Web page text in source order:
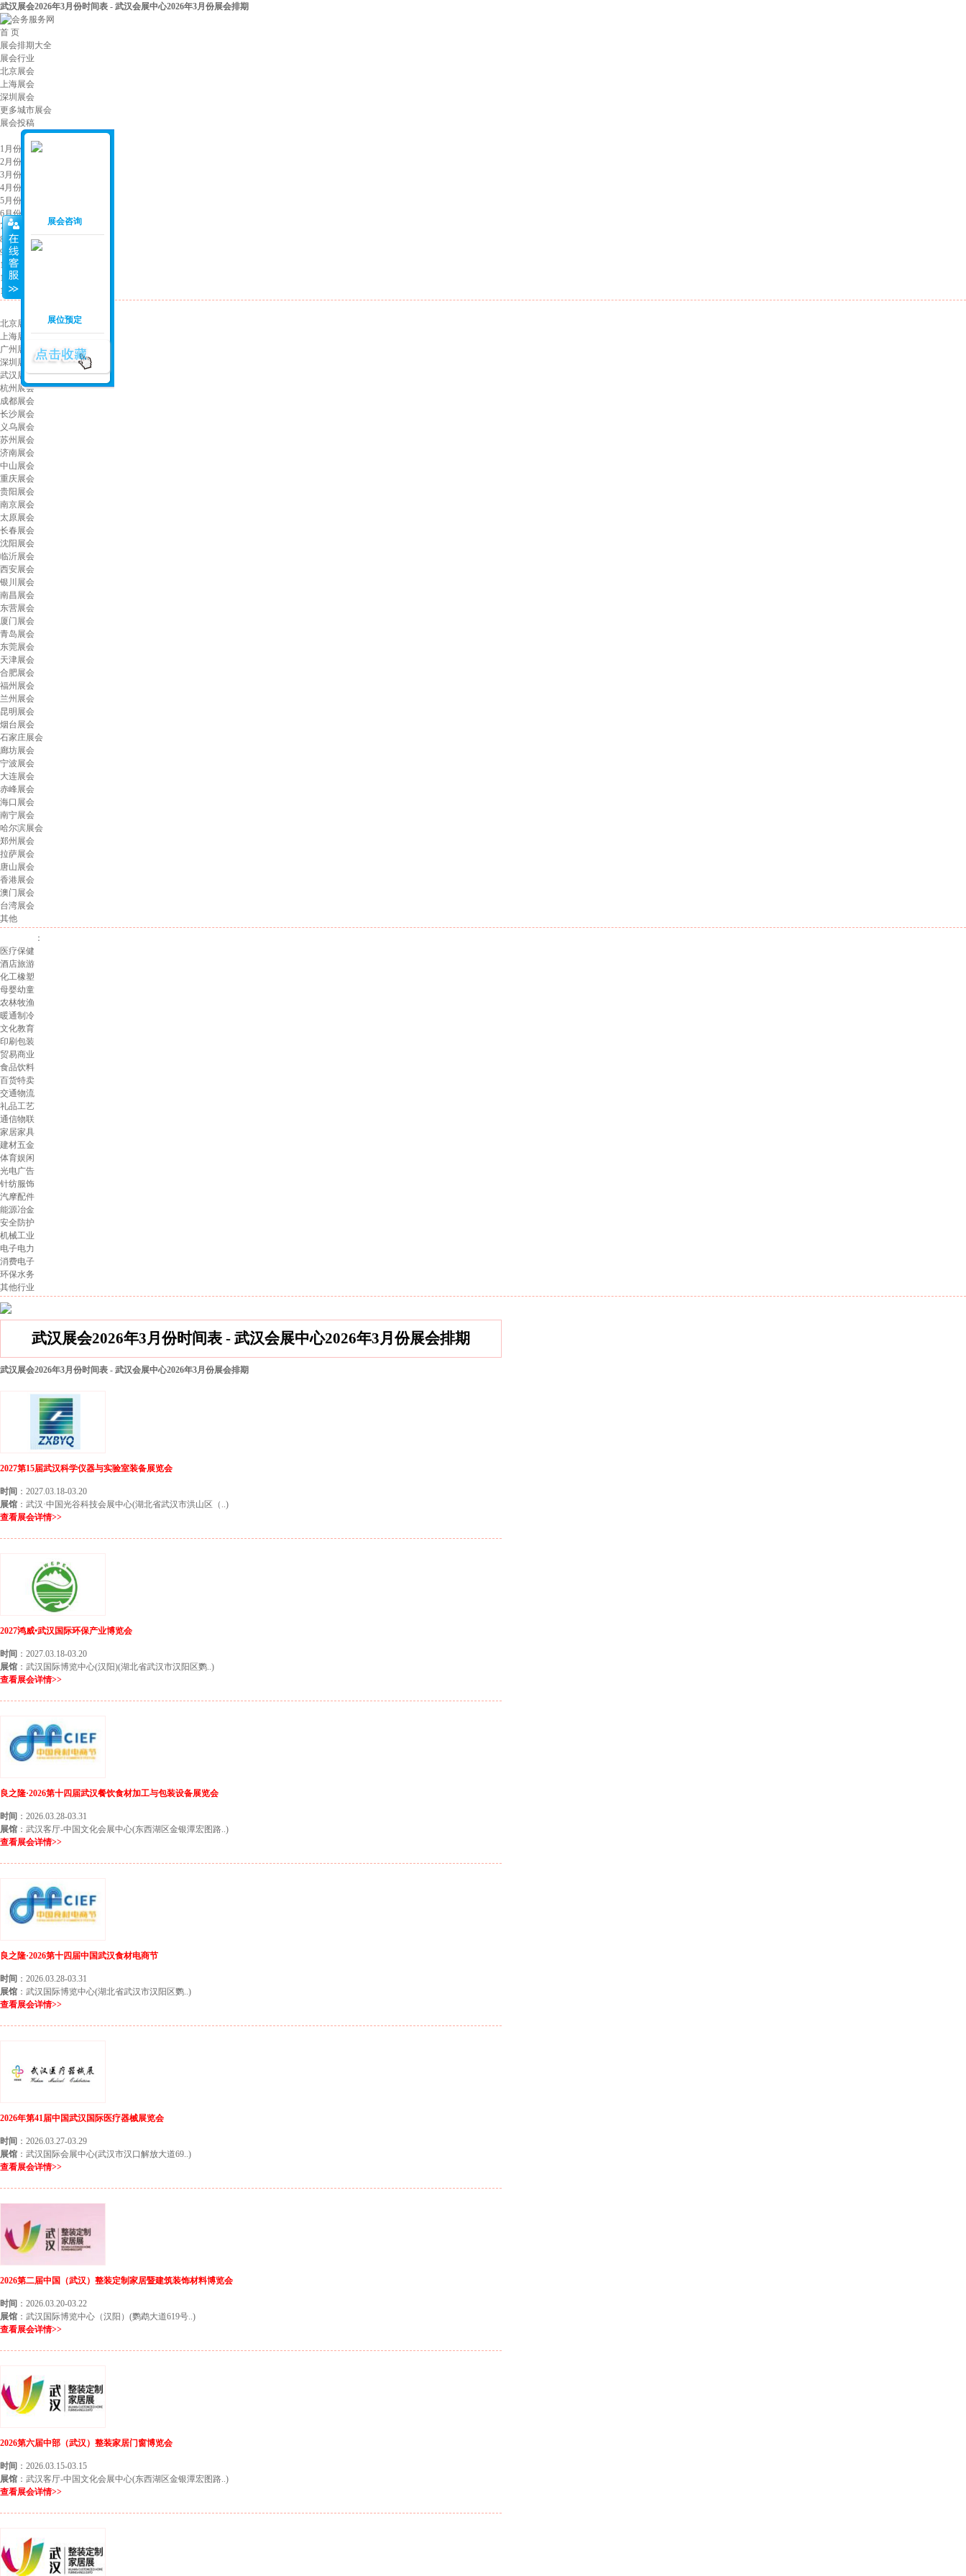
武汉展会2026年3月份时间表 - 武汉会展中心2026年3月份展会排期
首 页
展会排期大全
展会行业
北京展会
上海展会
深圳展会
更多城市展会
展会投稿
展会月份：
1月份展会
2月份展会
3月份展会
4月份展会
5月份展会
6月份展会
7月份展会
8月份展会
9月份展会
10月份展会
11月份展会
12月份展会
北京展会
上海展会
广州展会
深圳展会
武汉展会
杭州展会
成都展会
长沙展会
义乌展会
苏州展会
济南展会
中山展会
重庆展会
贵阳展会
南京展会
太原展会
长春展会
沈阳展会
临沂展会
西安展会
银川展会
南昌展会
东营展会
厦门展会
青岛展会
东莞展会
天津展会
合肥展会
福州展会
兰州展会
昆明展会
烟台展会
石家庄展会
廊坊展会
宁波展会
大连展会
赤峰展会
海口展会
南宁展会
哈尔滨展会
郑州展会
拉萨展会
唐山展会
香港展会
澳门展会
台湾展会
其他
：
医疗保健
酒店旅游
化工橡塑
母婴幼童
农林牧渔
暖通制冷
文化教育
印刷包装
贸易商业
食品饮料
百货特卖
交通物流
礼品工艺
通信物联
家居家具
建材五金
体育娱闲
光电广告
针纺服饰
汽摩配件
能源冶金
安全防护
机械工业
电子电力
消费电子
环保水务
其他行业
武汉展会2026年3月份时间表 - 武汉会展中心2026年3月份展会排期
武汉展会2026年3月份时间表 - 武汉会展中心2026年3月份展会排期
2027第15届武汉科学仪器与实验室装备展览会
时间 ：2027.03.18-03.20
展馆 ：武汉·中国光谷科技会展中心(湖北省武汉市洪山区（..)
查看展会详情>>
2027鸿威•武汉国际环保产业博览会
时间 ：2027.03.18-03.20
展馆 ：武汉国际博览中心(汉阳)(湖北省武汉市汉阳区鹦..)
查看展会详情>>
良之隆·2026第十四届武汉餐饮食材加工与包装设备展览会
时间 ：2026.03.28-03.31
展馆 ：武汉客厅-中国文化会展中心(东西湖区金银潭宏图路..)
查看展会详情>>
良之隆·2026第十四届中国武汉食材电商节
时间 ：2026.03.28-03.31
展馆 ：武汉国际博览中心(湖北省武汉市汉阳区鹦..)
查看展会详情>>
2026年第41届中国武汉国际医疗器械展览会
时间 ：2026.03.27-03.29
展馆 ：武汉国际会展中心(武汉市汉口解放大道69..)
查看展会详情>>
2026第二届中国（武汉）整装定制家居暨建筑装饰材料博览会
时间 ：2026.03.20-03.22
展馆 ：武汉国际博览中心（汉阳）(鹦鹉大道619号..)
查看展会详情>>
2026第六届中部（武汉）整装家居门窗博览会
时间 ：2026.03.15-03.15
展馆 ：武汉客厅-中国文化会展中心(东西湖区金银潭宏图路..)
查看展会详情>>
展会咨询
展位预定